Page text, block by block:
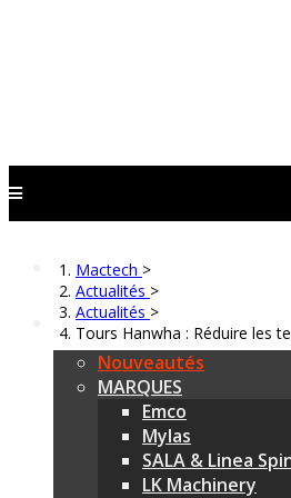
Nouveautés
MARQUES
Emco
Mylas
SALA & Linea
LK Machinery
Mactech >
Actualités >
Actualités >
Tours Hanwha : Réduire les